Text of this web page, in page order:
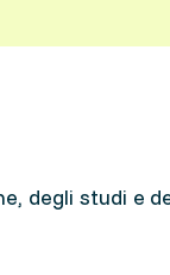
degli studi e